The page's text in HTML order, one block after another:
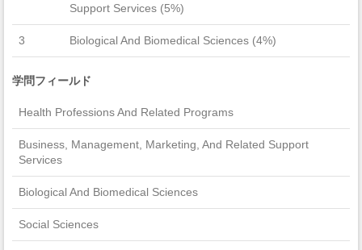
Support Services (5%)
3 Biological And Biomedical Sciences (4%)
学問フィールド
Health Professions And Related Programs
Business, Management, Marketing, And Related Support
Services
Biological And Biomedical Sciences
Social Sciences